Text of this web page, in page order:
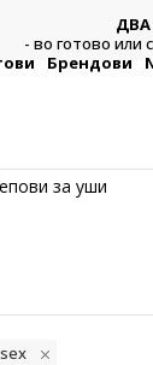
- во готово или
Брендови
за уши